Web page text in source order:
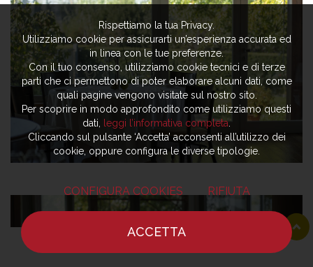
Rispettiamo la tua Privacy.
Utilizziamo cookie per assicurarti un’esperienza accurata ed
in linea con le tue preferenze.
Con il tuo consenso, utilizziamo cookie tecnici e di terze
parti che ci permettono di poter elaborare alcuni dati, come
quali pagine vengono visitate sul nostro sito.
Per scoprire in modo approfondito come utilizziamo questi
dati,
leggi l’informativa completa.
Cliccando sul pulsante ‘Accetta’ acconsenti all’utilizzo dei
cookie, oppure configura le diverse tipologie.
CONFIGURA COOKIES RIFIUTA
ACCETTA